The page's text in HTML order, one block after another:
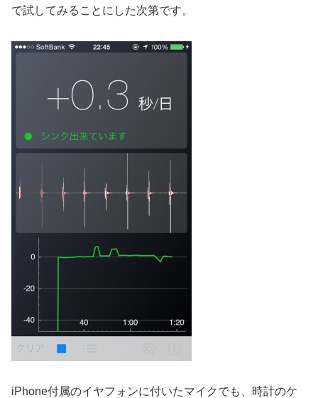
で試してみることにした次第です。
iPhone付属のイヤフォンに付いたマイクでも、時計のケ